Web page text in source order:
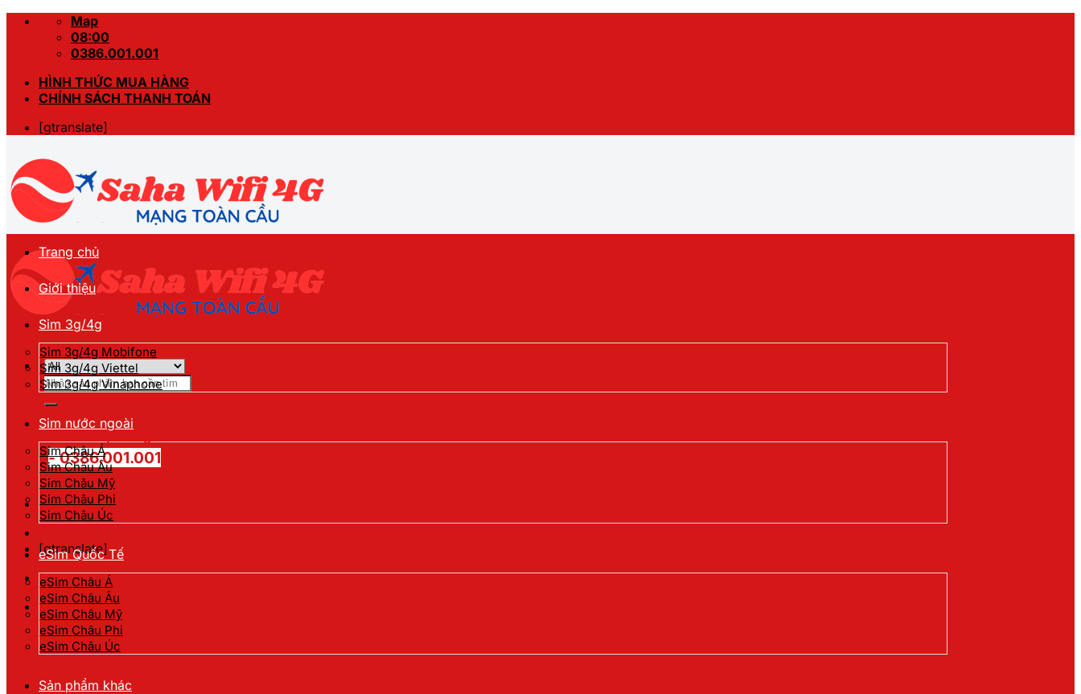
Skip
Map
08:00
0386.001.001
HÌNH THỨC MUA HÀNG
CHÍNH SÁCH THANH TOÁN
[gtranslate]
Tìm
kiếm:
Hotline đặt hàng
- 0386.001.001
[gtranslate]
Trang chủ
Giới thiệu
Sim 3g/4g
Sim 3g/4g Mobifone
Sim 3g/4g Viettel
Sim 3g/4g Vinaphone
Sim nước ngoài
Sim Châu Á
Sim Châu Âu
Sim Châu Mỹ
Sim Châu Phi
Sim Châu Úc
eSim Quốc Tế
eSim Châu Á
eSim Châu Âu
eSim Châu Mỹ
eSim Châu Phi
eSim Châu Úc
Sản phẩm khác